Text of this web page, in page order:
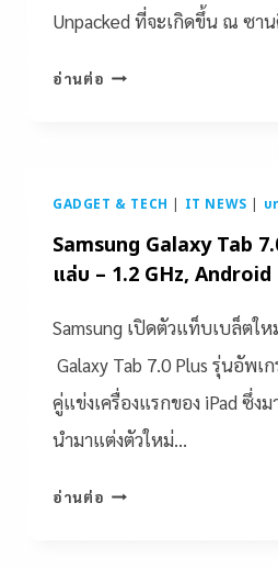
Unpacked ที่จะเกิดขึ้น ณ ซา
อ่านต่อ
GADGET & TECH | IT NEWS | บ
Samsung Galaxy Tab
แล่บ – 1.2 GHz,
Samsung เปิดตัวแท็บเบล็ตใ
Galaxy Tab 7.0 Plus รุ่นอัพเ
คู่แข่งเครื่องแรกของ iPad ซึ่ง
นำมาแต่งตัวใหม่…
อ่านต่อ